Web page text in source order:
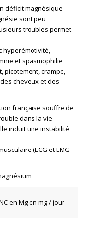
déficit magnésique.
sont peu
troubles permet
hyperémotivité,
et spasmophilie
picotement, crampe,
cheveux et des
française souffre de
dans la vie
induit une instabilité
(ECG et EMG
en Mg en mg / jour